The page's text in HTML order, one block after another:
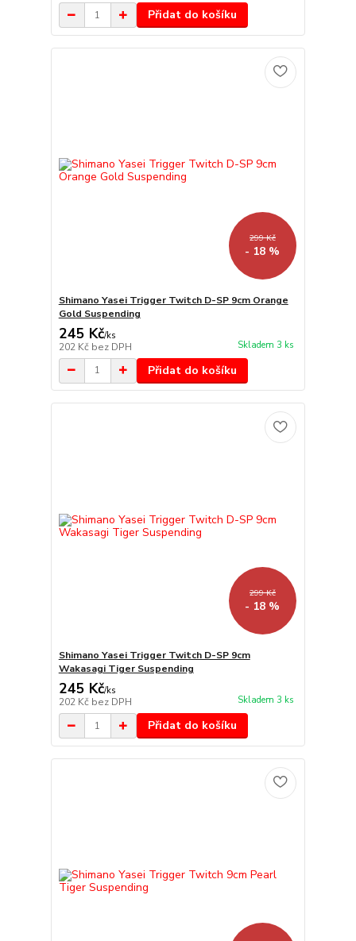
Přidat do košíku
299 Kč
- 18 %
Shimano Yasei Trigger Twitch D-SP 9cm Orange
Gold Suspending
245 Kč/ks
202 Kč bez DPH Skladem 3 ks
Přidat do košíku
299 Kč
- 18 %
Shimano Yasei Trigger Twitch D-SP 9cm
Wakasagi Tiger Suspending
245 Kč/ks
202 Kč bez DPH Skladem 3 ks
Přidat do košíku